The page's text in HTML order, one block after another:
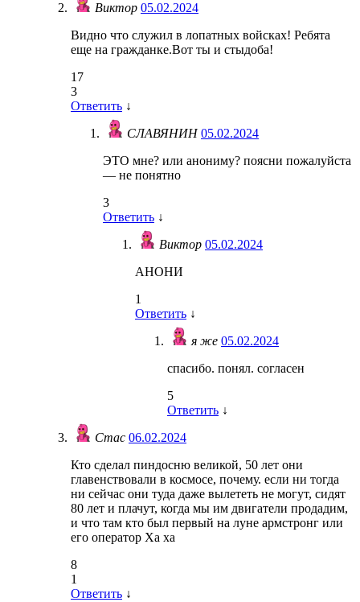
Виктор 05.02.2024
Видно что служил в лопатных войсках! Ребята
еще на гражданке.Вот ты и стыдоба!
17
3
Ответить ↓
СЛАВЯНИН05.02.2024
ЭТО мне? или анониму? поясни пожалуйста
— не понятно
3
Ответить ↓
Виктор 05.02.2024
АНОНИ
1
Ответить ↓
я же 05.02.2024
спасибо. понял. согласен
5
Ответить ↓
Стас 06.02.2024
Кто сделал пиндосню великой, 50 лет они
главенствовали в космосе, почему. если ни тогда
ни сейчас они туда даже вылететь не могут, сидят
80 лет и плачут, когда мы им двигатели продадим,
и что там кто был первый на луне армстронг или
его оператор Ха ха
8
1
Ответить ↓